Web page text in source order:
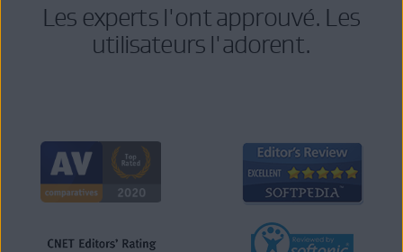
Les experts l'ont approuvé. Les
utilisateurs l'adorent.